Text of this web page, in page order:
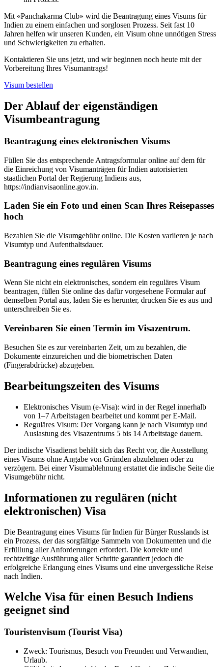
Mit «Panchakarma Club» wird die Beantragung eines Visums für
Indien zu einem einfachen und sorglosen Prozess. Seit fast 10
Jahren helfen wir unseren Kunden, ein Visum ohne unnötigen Stress
und Schwierigkeiten zu erhalten.
Kontaktieren Sie uns jetzt, und wir beginnen noch heute mit der
Vorbereitung Ihres Visumantrags!
Visum bestellen
Der Ablauf der eigenständigen
Visumbeantragung
Beantragung eines elektronischen Visums
Füllen Sie das entsprechende Antragsformular online auf dem für
die Einreichung von Visumanträgen für Indien autorisierten
staatlichen Portal der Regierung Indiens aus,
https://indianvisaonline.gov.in.
Laden Sie ein Foto und einen Scan Ihres Reisepasses
hoch
Bezahlen Sie die Visumgebühr online. Die Kosten variieren je nach
Visumtyp und Aufenthaltsdauer.
Beantragung eines regulären Visums
Wenn Sie nicht ein elektronisches, sondern ein reguläres Visum
beantragen, füllen Sie online das dafür vorgesehene Formular auf
demselben Portal aus, laden Sie es herunter, drucken Sie es aus und
unterschreiben Sie es.
Vereinbaren Sie einen Termin im Visazentrum.
Besuchen Sie es zur vereinbarten Zeit, um zu bezahlen, die
Dokumente einzureichen und die biometrischen Daten
(Fingerabdrücke) abzugeben.
Bearbeitungszeiten des Visums
Elektronisches Visum (e-Visa): wird in der Regel innerhalb
von 1–7 Arbeitstagen bearbeitet und kommt per E-Mail.
Reguläres Visum: Der Vorgang kann je nach Visumtyp und
Auslastung des Visazentrums 5 bis 14 Arbeitstage dauern.
Der indische Visadienst behält sich das Recht vor, die Ausstellung
eines Visums ohne Angabe von Gründen abzulehnen oder zu
verzögern. Bei einer Visumablehnung erstattet die indische Seite die
Visumgebühr nicht.
Informationen zu regulären (nicht
elektronischen) Visa
Die Beantragung eines Visums für Indien für Bürger Russlands ist
ein Prozess, der das sorgfältige Sammeln von Dokumenten und die
Erfüllung aller Anforderungen erfordert. Die korrekte und
rechtzeitige Ausführung aller Schritte garantiert jedoch die
erfolgreiche Erlangung eines Visums und eine unvergessliche Reise
nach Indien.
Welche Visa für einen Besuch Indiens
geeignet sind
Touristenvisum (Tourist Visa)
Zweck: Tourismus, Besuch von Freunden und Verwandten,
Urlaub.